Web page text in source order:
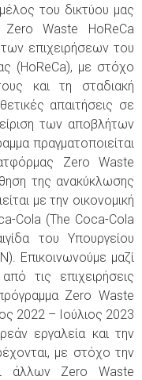
του δικτύου μας
Waste HoReCa
επιχειρήσεων του
(HoReCa), με στόχο
και τη σταδιακή
απαιτήσεις σε
των αποβλήτων
πραγματοποιείται
Zero Waste
της ανακύκλωσης
με την οικονομική
Cola (The Coca-Cola
του Υπουργείου
Επικοινωνούμε μαζί
τις επιχειρήσεις
Zero Waste
2022 – Ιούλιος 2023
εργαλεία και την
με στόχο την
άλλων Zero Waste